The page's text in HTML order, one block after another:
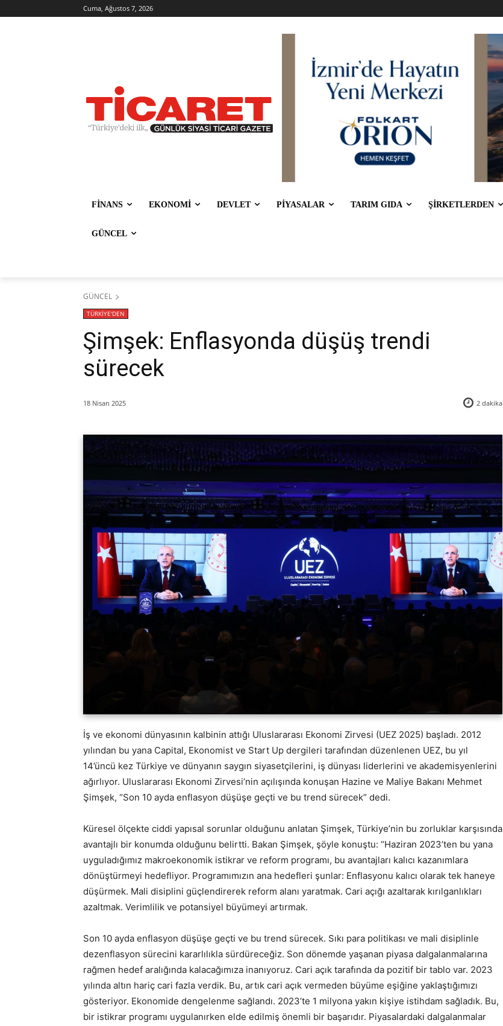
Cuma, Ağustos 7, 2026
FİNANS EKONOMİ DEVLET PİYASALAR TARIM GIDA ŞİRKETLERDEN
GÜNCEL
GÜNCEL
TÜRKİYE'DEN
Şimşek: Enflasyonda düşüş trendi
sürecek
18 Nisan 2025 2 dakika
İş ve ekonomi dünyasının kalbinin attığı Uluslararası Ekonomi Zirvesi (UEZ 2025) başladı. 2012
yılından bu yana Capital, Ekonomist ve Start Up dergileri tarafından düzenlenen UEZ, bu yıl
14’üncü kez Türkiye ve dünyanın saygın siyasetçilerini, iş dünyası liderlerini ve akademisyenlerini
ağırlıyor. Uluslararası Ekonomi Zirvesi’nin açılışında konuşan Hazine ve Maliye Bakanı Mehmet
Şimşek, “Son 10 ayda enflasyon düşüşe geçti ve bu trend sürecek” dedi.
Küresel ölçekte ciddi yapısal sorunlar olduğunu anlatan Şimşek, Türkiye’nin bu zorluklar karşısında
avantajlı bir konumda olduğunu belirtti. Bakan Şimşek, şöyle konuştu: “Haziran 2023’ten bu yana
uyguladığımız makroekonomik istikrar ve reform programı, bu avantajları kalıcı kazanımlara
dönüştürmeyi hedefliyor. Programımızın ana hedefleri şunlar: Enflasyonu kalıcı olarak tek haneye
düşürmek. Mali disiplini güçlendirerek reform alanı yaratmak. Cari açığı azaltarak kırılganlıkları
azaltmak. Verimlilik ve potansiyel büyümeyi artırmak.
Son 10 ayda enflasyon düşüşe geçti ve bu trend sürecek. Sıkı para politikası ve mali disiplinle
dezenflasyon sürecini kararlılıkla sürdüreceğiz. Son dönemde yaşanan piyasa dalgalanmalarına
rağmen hedef aralığında kalacağımıza inanıyoruz. Cari açık tarafında da pozitif bir tablo var. 2023
yılında altın hariç cari fazla verdik. Bu, artık cari açık vermeden büyüme eşiğine yaklaştığımızı
gösteriyor. Ekonomide dengelenme sağlandı. 2023’te 1 milyona yakın kişiye istihdam sağladık. Bu,
bir istikrar programı uygulanırken elde edilmiş önemli bir başarıdır. Piyasalardaki dalgalanmalar